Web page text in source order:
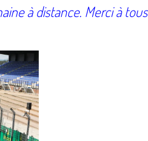
à distance. Merci à tous